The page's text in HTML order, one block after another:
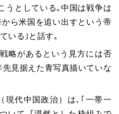
うとしている｡中国は戦争は
ら米国を追い出すという帝
いる｣と話す｡
略があるという見方には否
先見据えた青写真描いていな
現代中国政治）は､｢一帯一